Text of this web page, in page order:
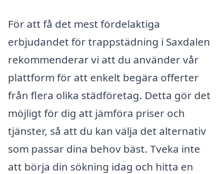
För att få det mest fördelaktiga
erbjudandet för trappstädning i Saxdalen
rekommenderar vi att du använder vår
plattform för att enkelt begära offerter
från flera olika städföretag. Detta gör det
möjligt för dig att jämföra priser och
tjänster, så att du kan välja det alternativ
som passar dina behov bäst. Tveka inte
att börja din sökning idag och hitta en